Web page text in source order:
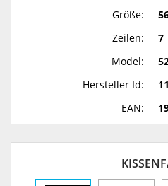
Größe:
Zeilen:
7
Model:
Hersteller Id:
EAN: